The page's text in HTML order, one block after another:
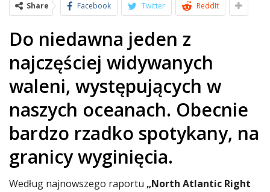
Share Facebook Twitter ReddIt
Do niedawna jeden z
najczęściej widywanych
waleni, występujących w
naszych oceanach. Obecnie
bardzo rzadko spotykany, na
granicy wyginięcia.
Według najnowszego raportu „North Atlantic Right